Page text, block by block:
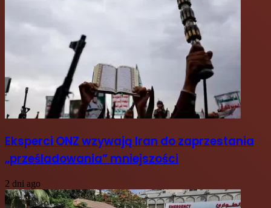
Eksperci ONZ wzywają Iran do zaprzestania
„prześladowania” mniejszości
2 dni ago